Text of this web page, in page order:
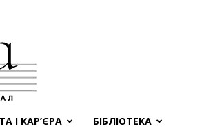
І КАР’ЄРА БІБЛІОТЕКА